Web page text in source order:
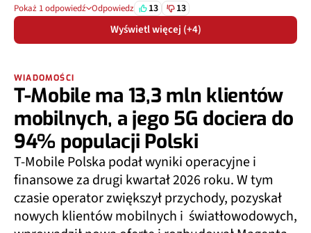
Pokaż 1 odpowiedź Odpowiedz 13 13
Wyświetl więcej (+4)
WIADOMOŚCI
T-Mobile ma 13,3 mln klientów
mobilnych, a jego 5G dociera do
94% populacji Polski
T-Mobile Polska podał wyniki operacyjne i
finansowe za drugi kwartał 2026 roku. W tym
czasie operator zwiększył przychody, pozyskał
nowych klientów mobilnych i światłowodowych,